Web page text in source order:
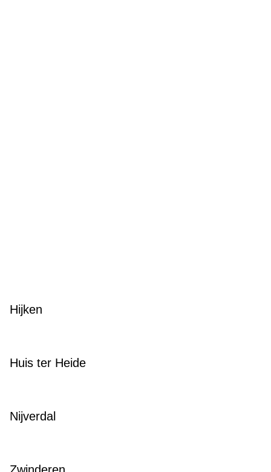
Hijken
Huis ter Heide
Nijverdal